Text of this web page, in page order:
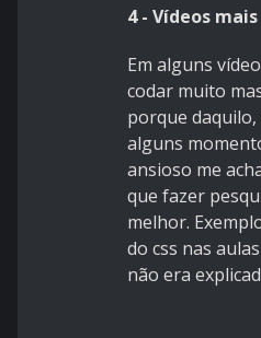
4 - Vídeos
Em alguns
codar muito
porque
alguns
ansioso me
que fazer
melhor.
do css nas
não era